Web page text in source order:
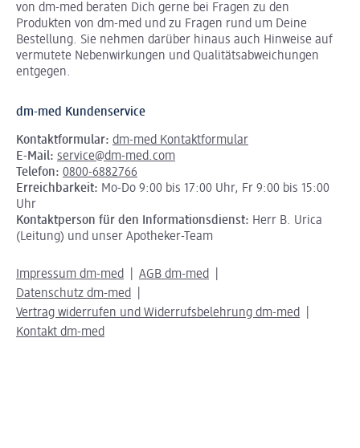
von dm-med beraten Dich gerne bei Fragen zu den
Produkten von dm-med und zu Fragen rund um Deine
Bestellung. Sie nehmen darüber hinaus auch Hinweise auf
vermutete Nebenwirkungen und Qualitätsabweichungen
entgegen.
dm-med Kundenservice
Kontaktformular: dm-med Kontaktformular
E-Mail: service@dm-med.com
Telefon: 0800-6882766
Erreichbarkeit: Mo-Do 9:00 bis 17:00 Uhr, Fr 9:00 bis 15:00
Uhr
Kontaktperson für den Informationsdienst: Herr B. Urica
(Leitung) und unser Apotheker-Team
Impressum dm-med
AGB dm-med
Datenschutz dm-med
Vertrag widerrufen und Widerrufsbelehrung dm-med
Kontakt dm-med